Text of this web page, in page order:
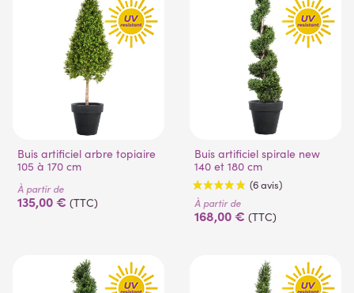
(26 avis)
Buis artificiel arbre topiaire
105 à 170 cm
À partir de
135,00 € (TTC)
Buis artificiel spirale new
140 et 180 cm
À partir de
168,00 € (TTC)